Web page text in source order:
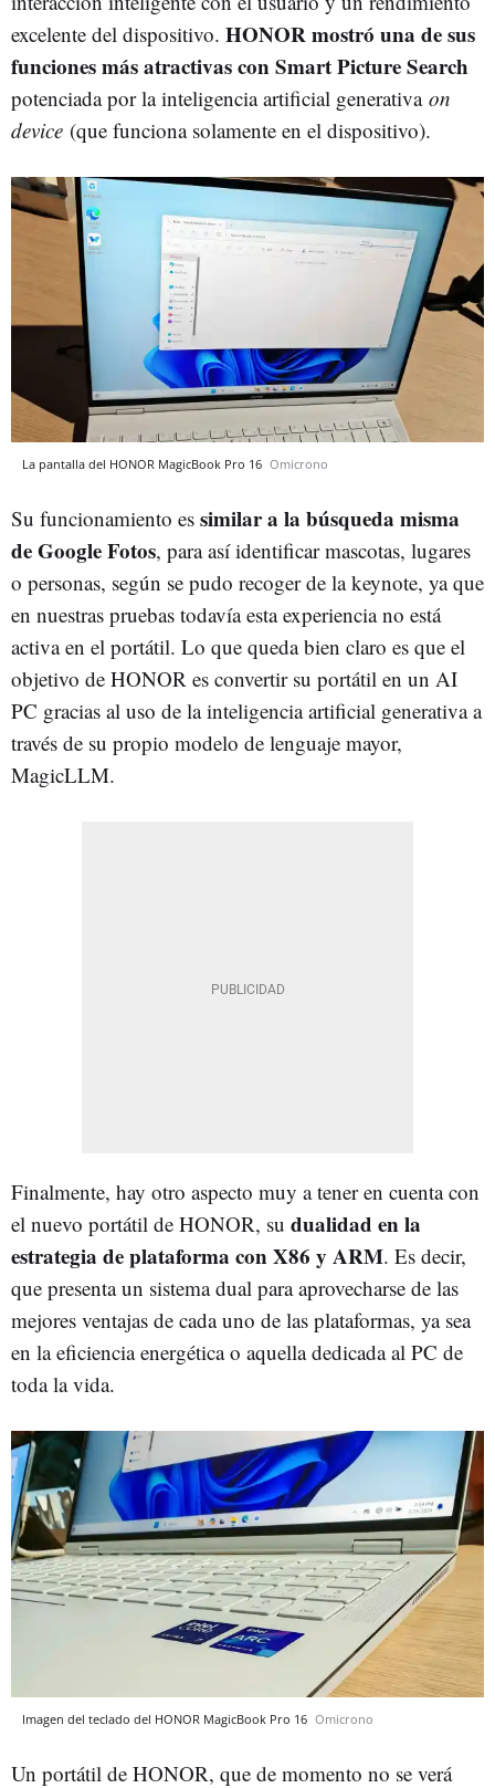
excelente del dispositivo. HONOR mostró una de sus
funciones más atractivas con Smart Picture Search
potenciada por la inteligencia artificial generativa on
device (que funciona solamente en el dispositivo).
La pantalla del HONOR MagicBook Pro 16 Omicrono
Su funcionamiento es similar a la búsqueda misma
de Google Fotos, para así identificar mascotas, lugares
o personas, según se pudo recoger de la keynote, ya que
en nuestras pruebas todavía esta experiencia no está
activa en el portátil. Lo que queda bien claro es que el
objetivo de HONOR es convertir su portátil en un AI
PC gracias al uso de la inteligencia artificial generativa a
través de su propio modelo de lenguaje mayor,
MagicLLM.
Finalmente, hay otro aspecto muy a tener en cuenta con
el nuevo portátil de HONOR, su dualidad en la
estrategia de plataforma con X86 y ARM. Es decir,
que presenta un sistema dual para aprovecharse de las
mejores ventajas de cada uno de las plataformas, ya sea
en la eficiencia energética o aquella dedicada al PC de
toda la vida.
Imagen del teclado del HONOR MagicBook Pro 16 Omicrono
Un portátil de HONOR, que de momento no se verá